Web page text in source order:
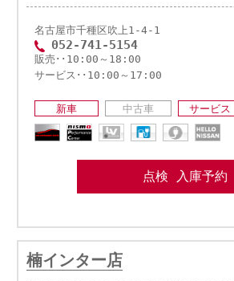
名古屋市千種区吹上1-4-1
052-741-5154
販売･･10:00～18:00
サービス･･10:00～17:00
新車 中古車 サービス
点検 入庫予約
楠インター店